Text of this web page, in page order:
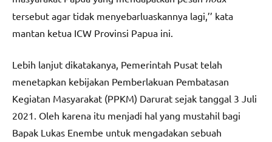
tersebut agar tidak menyebarluaskannya lagi,’’ kata
mantan ketua ICW Provinsi Papua ini.
Lebih lanjut dikatakanya, Pemerintah Pusat telah
menetapkan kebijakan Pemberlakuan Pembatasan
Kegiatan Masyarakat (PPKM) Darurat sejak tanggal 3 Juli
2021. Oleh karena itu menjadi hal yang mustahil bagi
Bapak Lukas Enembe untuk mengadakan sebuah